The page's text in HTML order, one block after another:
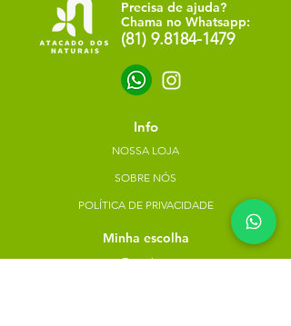
Precisa de ajuda?
Chama no Whatsapp:
(81) 9.8184-1479
Info
NOSSA LOJA
SOBRE NÓS
POLÍTICA DE PRIVACIDADE
Minha escolha
Favoritos